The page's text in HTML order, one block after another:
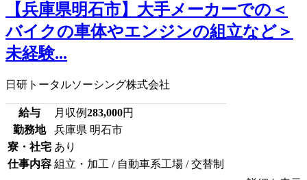
【兵庫県明石市】大手メーカーでの＜
バイクの車体やエンジンの組立など＞
未経験...
日研トータルソーシング株式会社
給与 月収例283,000円
勤務地
兵庫県 明石市
寮・社宅 あり
仕事内容 組立・加工 / 自動車系工場 / 交替制